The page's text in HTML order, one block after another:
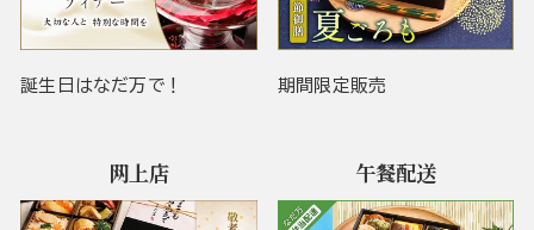
誕生日はなだ万で！ 期間限定販売
网上店 午餐配送